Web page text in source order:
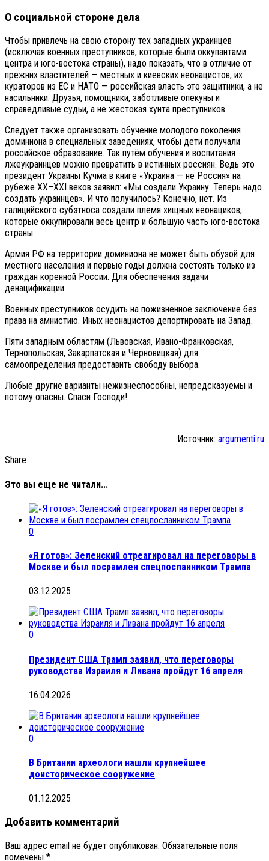
О социальной стороне дела
Чтобы привлечь на свою сторону тех западных украинцев
(исключая военных преступников, которые были оккупантами
центра и юго-востока страны), надо показать, что в отличие от
прежних властителей — местных и киевских неонацистов, их
кураторов из ЕС и НАТО — российская власть это защитники, а не
насильники. Друзья, помощники, заботливые опекуны и
справедливые судьи, а не жестокая хунта преступников.
Следует также организовать обучение молодого поколения
доминиона в специальных заведениях, чтобы дети получали
российское образование. Так путём обучения и воспитания
лжеукраинцев можно превратить в истинных россиян. Ведь это
президент Украины Кучма в книге «Украина — не Россия» на
рубеже XX–XXI веков заявил: «Мы создали Украину. Теперь надо
создать украинцев». И что получилось? Конечно, нет. Из
галицийского субэтноса создали племя хищных неонациков,
которые оккупировали весь центр и большую часть юго-востока
страны.
Армия РФ на территории доминиона не может быть обузой для
местного населения и первые годы должна состоять только из
граждан коренной России. Для обеспечения задачи
денацификации.
Военных преступников осудить на пожизненное заключение без
права на амнистию. Иных неонацистов депортировать на Запад.
Пяти западным областям (Львовская, Ивано-Франковская,
Тернопольская, Закарпатская и Черновицкая) для
самоопределения предоставить свободу выбора.
Любые другие варианты нежизнеспособны, непредсказуемы и
потому опасны. Спаси Господи!
Источник: argumenti.ru
Share
Это вы еще не читали...
0
«Я готов»: Зеленский отреагировал на переговоры в
Москве и был посрамлен спецпосланником Трампа
03.12.2025
0
Президент США Трамп заявил, что переговоры
руководства Израиля и Ливана пройдут 16 апреля
16.04.2026
0
В Британии археологи нашли крупнейшее
доисторическое сооружение
01.12.2025
Добавить комментарий
Ваш адрес email не будет опубликован. Обязательные поля
помечены *